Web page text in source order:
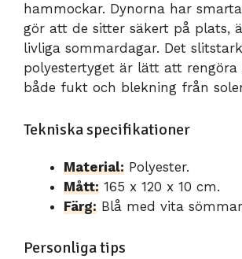
hammockar. Dynorna har
gör att de sitter säkert på plats,
livliga sommardagar. Det
polyestertyget är lätt att
både fukt och blekning från
Tekniska specifikationer
Material: Polyester.
Mått: 165 x 120 x 10 cm.
Färg: Blå med vita
Personliga tips